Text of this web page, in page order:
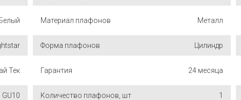
Белый Материал плафонов Металл
Форма плафонов Цилиндр
Тек Гарантия 24 месяца
GU10 Количество плафонов, шт 1